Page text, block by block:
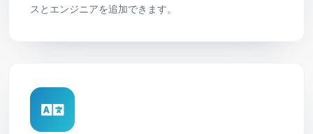
スとエンジニアを追加できます。